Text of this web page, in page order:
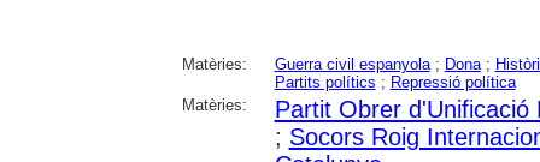
Matèries: Guerra civil espanyola; Dona;
Partits polítics ; Repressió política
Matèries:
Partit Obrer d'Unificació
; Socors Roig